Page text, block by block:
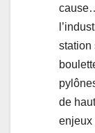
station
de
enjeux